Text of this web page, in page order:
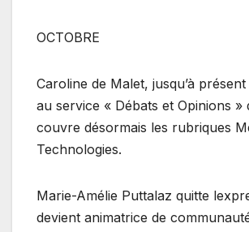
OCTOBRE
Caroline de Malet, jusqu’à
au service « Débats et Opinions »
couvre désormais les rubriques
Technologies.
Marie-Amélie Puttalaz quitte
devient animatrice de